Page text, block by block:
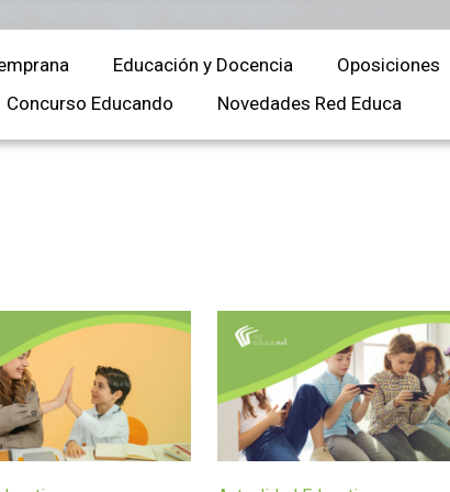
Ver Cursos
Profesorado
Másteres Oficiales
Educación y Docencia Oposiciones
Concurso Educando
Novedades Red Educa